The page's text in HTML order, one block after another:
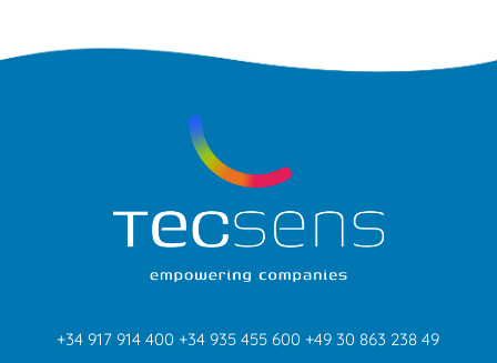
+34 917 914 400 +34 935 455 600 +49 30 863 238 49